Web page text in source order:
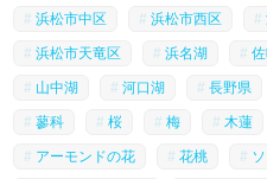
浜松市中区 浜松市西区
浜松市天竜区 浜名湖
山中湖 河口湖 長野県
蓼科 桜 梅 木蓮
アーモンドの花 花桃